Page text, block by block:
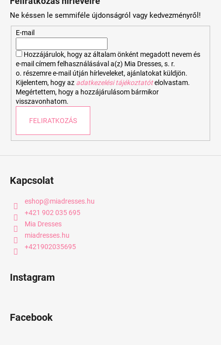
Ne késsen le semmiféle újdonságról vagy kedvezményről!
E-mail
Hozzájárulok, hogy az általam önként megadott nevem és
e-mail címem felhasználásával a(z) Mia Dresses, s. r.
o. részemre e-mail útján hírleveleket, ajánlatokat küldjön.
Kijelentem, hogy az adatkezelési tájékoztatót elolvastam.
Megértettem, hogy a hozzájárulásom bármikor
visszavonhatom.
FELIRATKOZÁS
Kapcsolat
eshop@miadresses.hu
+421 902 035 695
Mia Dresses
miadresses.hu
+421902035695
Instagram
Facebook